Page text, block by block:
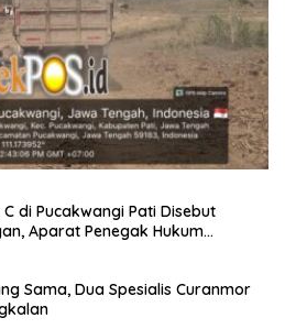
di Pucakwangi Pati Disebut
Aparat Penegak Hukum
Sama, Dua Spesialis Curanmor